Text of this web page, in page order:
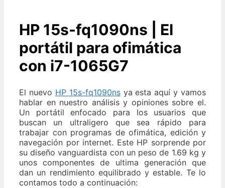
HP 15s-fq1090ns | El
portátil para ofimática
con i7-1065G7
El nuevo HP 15s-fq1090nsya esta aquí y vamos
hablar en nuestro análisis y opiniones sobre el.
Un portátil enfocado para los usuarios que
buscan un ultraligero que sea rápido para
trabajar con programas de ofimática, edición y
navegación por internet. Este HP sorprende por
su diseño vanguardista con un peso de 1.69 kg y
unos componentes de ultima generación que
dan un rendimiento equilibrado y estable. Te lo
contamos todo a continuación: